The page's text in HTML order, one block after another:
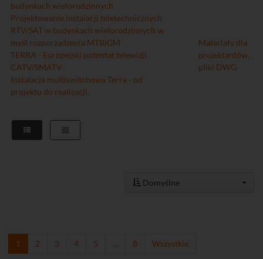
budynkach wielorodzinnych
Projektowanie instalacji teletechnicznych
RTV/SAT w budynkach wielorodzinnych w
myśl rozporządzenia MTBiGM
TERRA - Europejski potentat telewizji
CATV/SMATV
Instalacja multiswitchowa Terra - od
projektu do realizacji.
Materiały dla
projektantów,
pliki DWG
Domyślne
1 2 3 4 5 ... 8 Wszystkie